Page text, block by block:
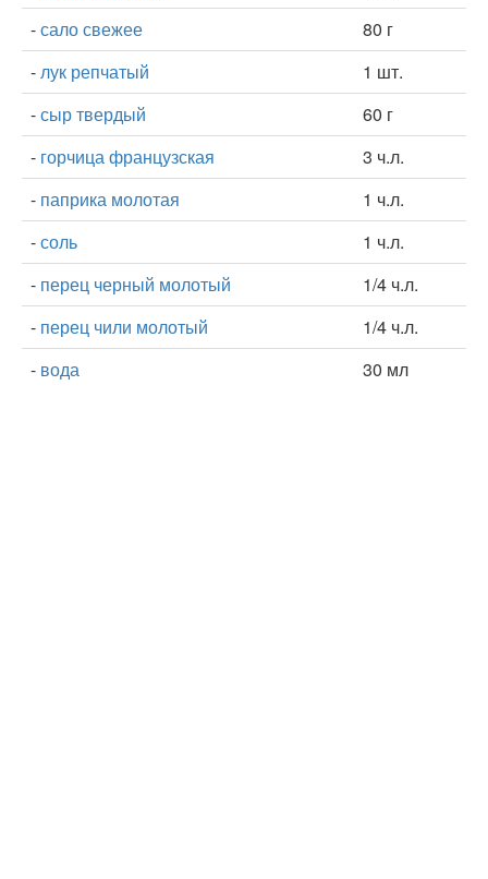
-сало свежее
80 г
-лук репчатый
1 шт.
-сыр твердый
60 г
- горчица французская
3 ч.л.
- паприка молотая
1 ч.л.
-соль
1 ч.л.
- перец черный молотый
1/4 ч.л.
- перец чили молотый
1/4 ч.л.
- вода 30 мл